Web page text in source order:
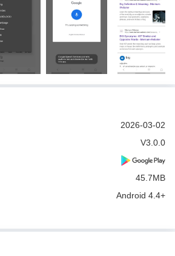
2026-03-02
V3.0.0
45.7MB
Android 4.4+